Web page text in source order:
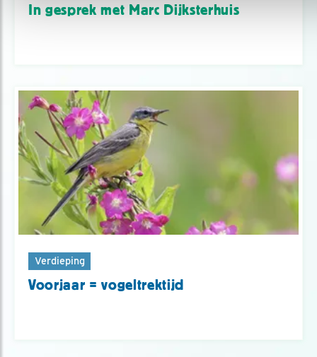
In gesprek met Marc Dijksterhuis
Verdieping
Voorjaar = vogeltrektijd